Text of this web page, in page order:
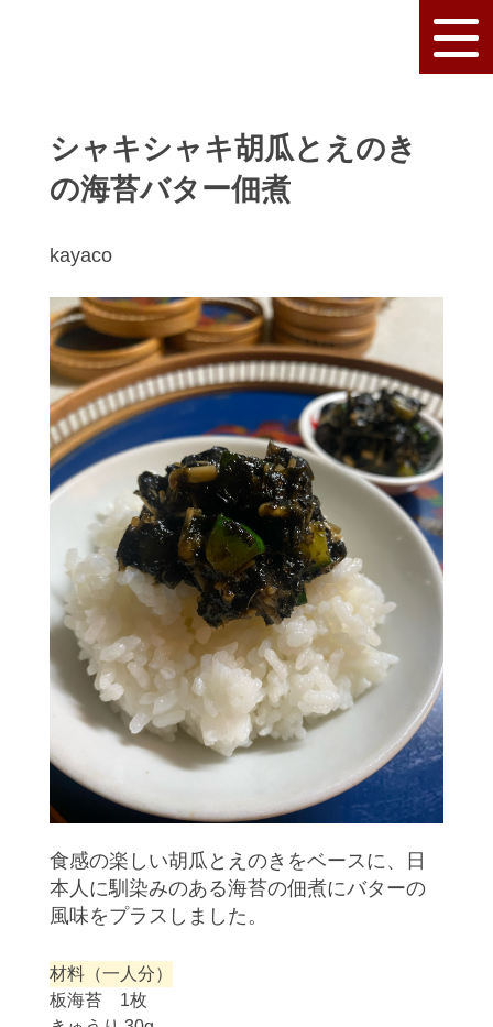
シャキシャキ胡瓜とえのき
の海苔バター佃煮
kayaco
食感の楽しい胡瓜とえのきをベースに、日
本人に馴染みのある海苔の佃煮にバターの
風味をプラスしました。
材料（一人分）
板海苔 1枚